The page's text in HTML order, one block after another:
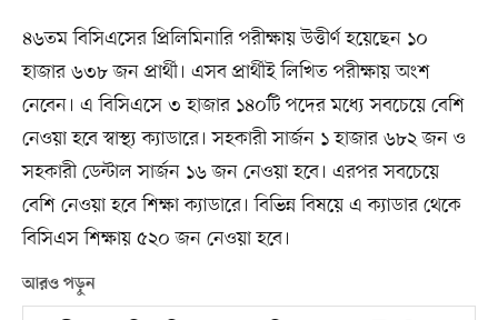
৪৬তম বিসিএসের প্রিলিমিনারি পরীক্ষায় উত্তীর্ণ হয়েছেন ১০
হাজার ৬৩৮ জন প্রার্থী। এসব প্রার্থীই লিখিত পরীক্ষায় অংশ
নেবেন। এ বিসিএসে ৩ হাজার ১৪০টি পদের মধ্যে সবচেয়ে বেশি
নেওয়া হবে স্বাস্থ্য ক্যাডারে। সহকারী সার্জন ১ হাজার ৬৮২ জন ও
সহকারী ডেন্টাল সার্জন ১৬ জন নেওয়া হবে। এরপর সবচেয়ে
বেশি নেওয়া হবে শিক্ষা ক্যাডারে। বিভিন্ন বিষয়ে এ ক্যাডার থেকে
বিসিএস শিক্ষায় ৫২০ জন নেওয়া হবে।
আরও পড়ুন